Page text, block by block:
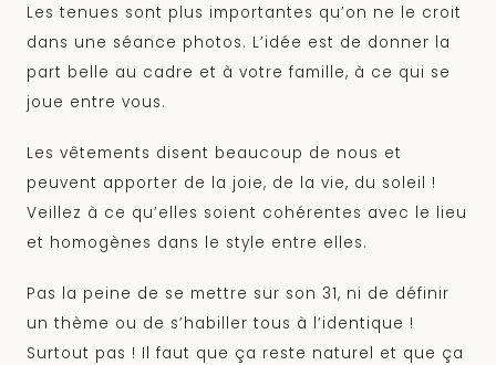
Les tenues sont plus importantes qu’on ne le croit
dans une séance photos. L’idée est de donner la
part belle au cadre et à votre famille, à ce qui se
joue entre vous.
Les vêtements disent beaucoup de nous et
peuvent apporter de la joie, de la vie, du soleil !
Veillez à ce qu’elles soient cohérentes avec le lieu
et homogènes dans le style entre elles.
Pas la peine de se mettre sur son 31, ni de définir
un thème ou de s’habiller tous à l’identique !
Surtout pas ! Il faut que ça reste naturel et que ça